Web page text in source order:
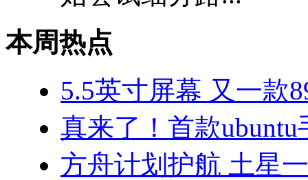
本周热点
5.5英寸屏幕 又一款
真来了！首款
方舟计划护航 土星